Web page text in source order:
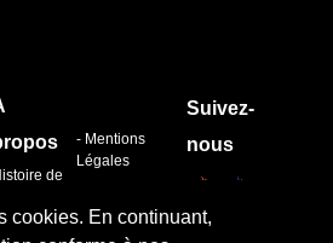
cookies. En continuant,
de
- Mentions
Légales
Suivez-
nous